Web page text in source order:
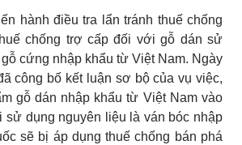
hành điều tra lẩn tránh thuế chống
chống trợ cấp đối với gỗ dán sử
cứng nhập khẩu từ Việt Nam. Ngày
công bố kết luận sơ bộ của vụ việc,
gỗ dán nhập khẩu từ Việt Nam vào
sử dụng nguyên liệu là ván bóc nhập
sẽ bị áp dụng thuế chống bán phá